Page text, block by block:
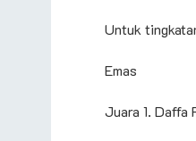
Untuk
Emas
Juara 1. Daffa